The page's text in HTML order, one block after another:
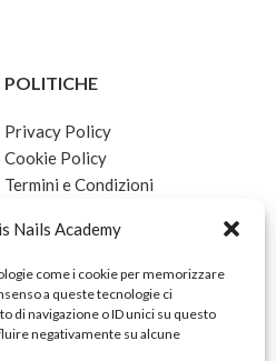
Nails Academy
come i cookie per memorizzare
a queste tecnologie ci
di navigazione o ID unici su questo
negativamente su alcune
POLITICHE
Privacy Policy
Cookie Policy
Termini e Condizioni